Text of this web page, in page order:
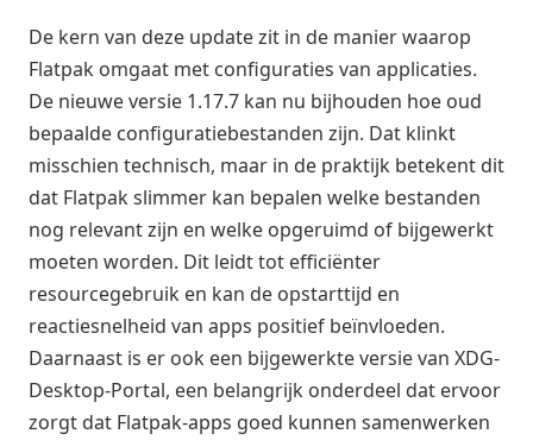
De kern van deze update zit in de manier waarop
Flatpak omgaat met configuraties van applicaties.
De nieuwe versie 1.17.7 kan nu bijhouden hoe oud
bepaalde configuratiebestanden zijn. Dat klinkt
misschien technisch, maar in de praktijk betekent dit
dat Flatpak slimmer kan bepalen welke bestanden
nog relevant zijn en welke opgeruimd of bijgewerkt
moeten worden. Dit leidt tot efficiënter
resourcegebruik en kan de opstarttijd en
reactiesnelheid van apps positief beïnvloeden.
Daarnaast is er ook een bijgewerkte versie van XDG-
Desktop-Portal, een belangrijk onderdeel dat ervoor
zorgt dat Flatpak-apps goed kunnen samenwerken